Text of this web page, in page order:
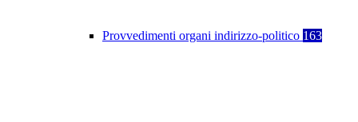
Provvedimenti organi indirizzo-politico 163